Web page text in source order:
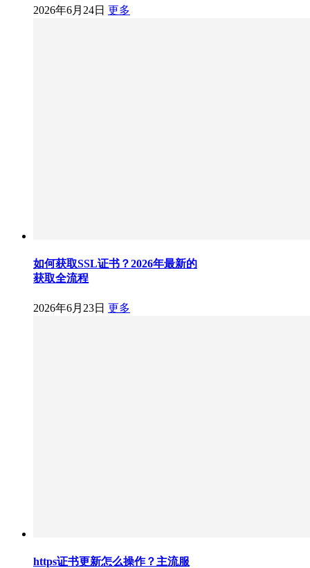
2026年6月24日 更多
如何获取SSL证书？2026年最新的
获取全流程
2026年6月23日 更多
https证书更新怎么操作？主流服